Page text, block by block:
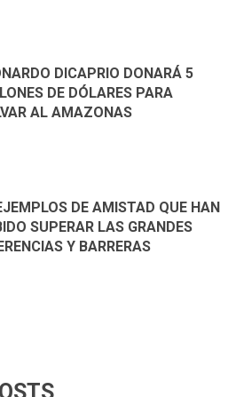
DICAPRIO DONARÁ 5
DE DÓLARES PARA
AL AMAZONAS
DE AMISTAD QUE HAN
SUPERAR LAS GRANDES
Y BARRERAS